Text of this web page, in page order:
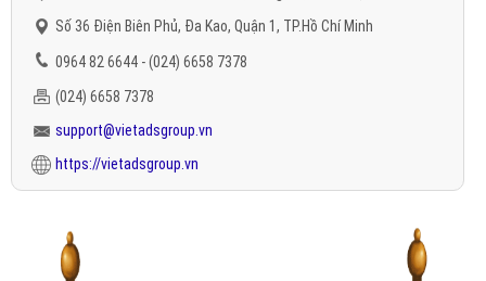
Số 36 Điện Biên Phủ, Đa Kao, Quận 1, TP.Hồ Chí Minh
0964 82 6644 - (024) 6658 7378
(024) 6658 7378
support@vietadsgroup.vn
https://vietadsgroup.vn